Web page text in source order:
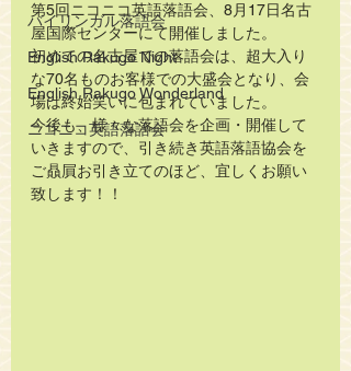
バイリンガル落語会
English Rakugo Night
English Rakugo Wonderland
ニコニコ英語落語会
第5回ニコニコ英語落語会、8月17日名古
屋国際センターにて開催しました。
初めての名古屋での落語会は、超大入り
な70名ものお客様での大盛会となり、会
場は終始笑いに包まれていました。
今後も、様々な落語会を企画・開催して
いきますので、引き続き英語落語協会を
ご贔屓お引き立てのほど、宜しくお願い
致します！！